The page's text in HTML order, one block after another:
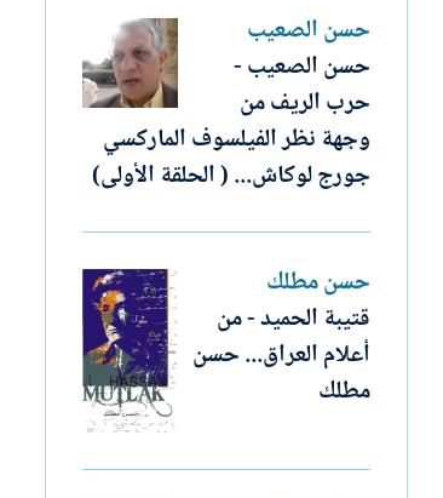
حسن الصعيب
حسن الصعيب -
حرب الريف من
وجهة نظر الفيلسوف الماركسي
جورج لوكاش... ( الحلقة الأولى)
حسن مطلك
قتيبة الحميد - من
أعلام العراق... حسن
مطلك